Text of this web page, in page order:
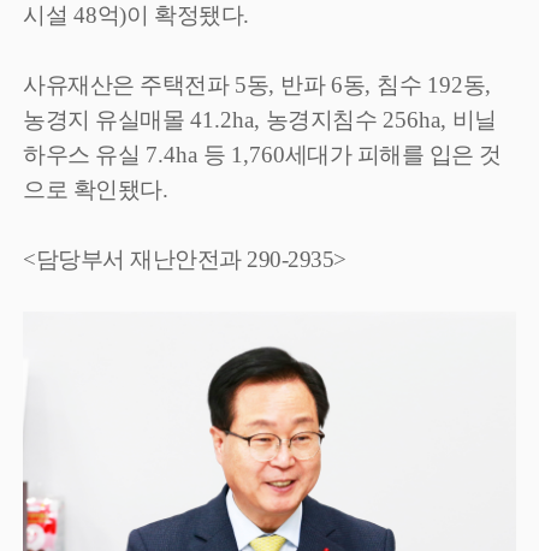
시설 48억)이 확정됐다.
사유재산은 주택전파 5동, 반파6동, 침수 192동,
농경지 유실매몰 41.2ha, 농경지침수 256ha, 비닐
하우스 유실 7.4ha 등 1,760세대가 피해를 입은 것
으로 확인됐다.
<담당부서 재난안전과 290-2935>